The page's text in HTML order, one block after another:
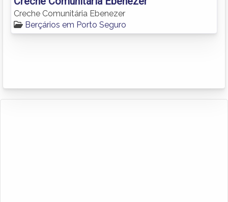
Creche Comunitária Ebenezer
Berçários em Porto Seguro